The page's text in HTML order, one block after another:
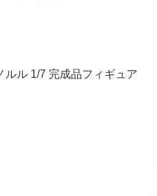
ルル 1/7 完成品フィギュア